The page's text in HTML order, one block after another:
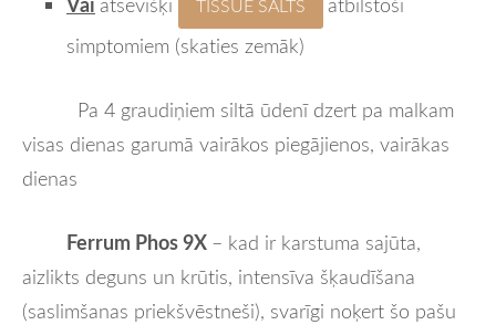
TISSUE SALTS
simptomiem (skaties zemāk)
Pa 4 graudiņiem siltā ūdenī dzert pa malkam
visas dienas garumā vairākos piegājienos, vairākas
dienas
Ferrum Phos 9X – kad ir karstuma sajūta,
aizlikts deguns un krūtis, intensīva šķaudīšana
(saslimšanas priekšvēstneši), svarīgi noķert šo pašu